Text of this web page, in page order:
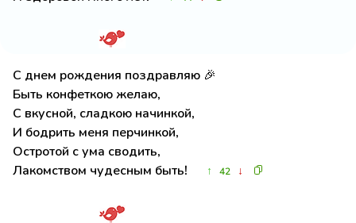
С днем рождения поздравляю 🎉
Быть конфеткою желаю,
С вкусной, сладкою начинкой,
И бодрить меня перчинкой,
Остротой с ума сводить,
Лакомством чудесным быть!
↑ 42 ↓